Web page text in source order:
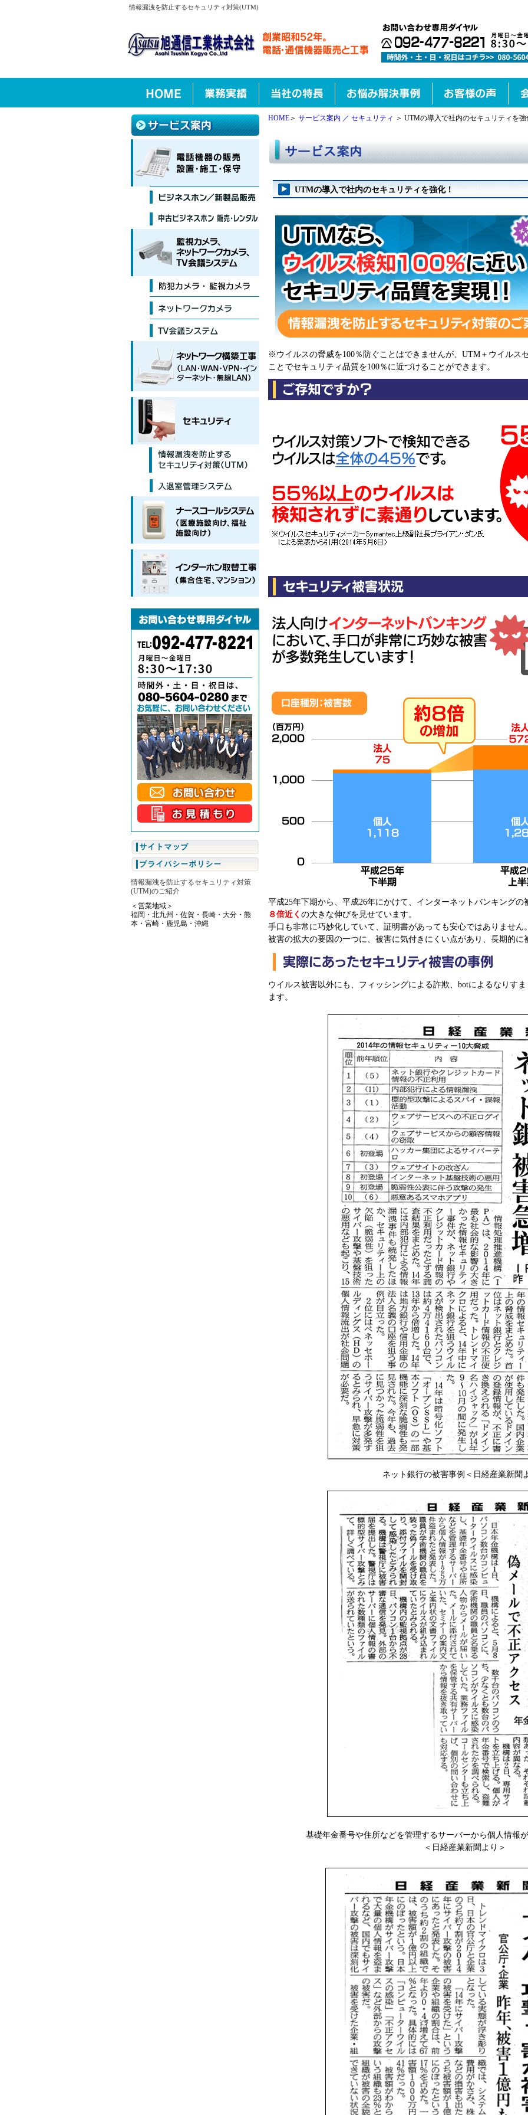
情報漏洩を防止するセキュリティ対策(UTM)
情報漏洩を防止するセキュリティ対策
(UTM)のご紹介
＜営業地域＞
福岡・北九州・佐賀・長崎・大分・熊
本・宮崎・鹿児島・沖縄
HOME ＞ サービス案内 ／ セキュリティ ＞ UTMの導入で社内のセキュリティを強
UTMの導入で社内のセキュリティを強化！
※ウイルスの脅威を100％防ぐことはできませんが、UTM＋ウイルス
ことでセキュリティ品質を100％に近づけることができます。
平成25年下期から、平成26年にかけて、インターネットバンキング
８倍近く の大きな伸びを見せています。
手口も非常に巧妙化していて、証明書があっても安心ではありません
被害の拡大の要因の一つに、被害に気付きにくい点があり、長期的に
ウイルス被害以外にも、フィッシングによる詐欺、botによるなりす
ます。
ネット銀行の被害事例＜日経産業新聞
基礎年金番号や住所などを管理するサーバーから個人情報
＜日経産業新聞より＞